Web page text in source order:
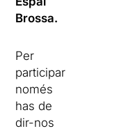
Brossa.
Per
participar
només
has de
dir-nos